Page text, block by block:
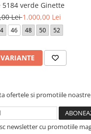
5184 verde Ginette
Lei1.000,00 Lei
46 48 50 52
ofertele si promotiile noastre
newsletter cu promotiile